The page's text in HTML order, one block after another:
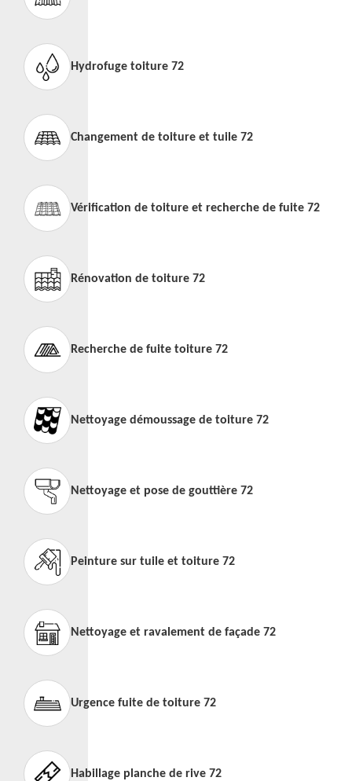
Hydrofuge toiture 72
Changement de toiture et tuile 72
Vérification de toiture et recherche de fuite 72
Rénovation de toiture 72
Recherche de fuite toiture 72
Nettoyage démoussage de toiture 72
Nettoyage et pose de gouttière 72
Peinture sur tuile et toiture 72
Nettoyage et ravalement de façade 72
Urgence fuite de toiture 72
Habillage planche de rive 72